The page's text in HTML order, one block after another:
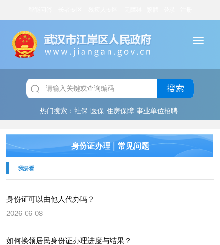
搜索
热门搜索： 社保 医保 住房保障 事业单位招聘
身份证办理 常见问题
我要看
身份证可以由他人代办吗？
2026-06-08
如何换领居民身份证办理进度与结果？